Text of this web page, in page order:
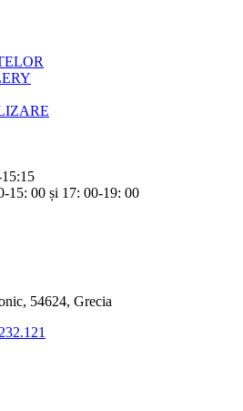
00 și 17: 00-19: 00
54624, Grecia